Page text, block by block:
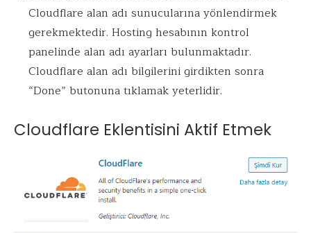
Cloudflare alan adı sunucularına yönlendirmek
gerekmektedir. Hosting hesabının kontrol
panelinde alan adı ayarları bulunmaktadır.
Cloudflare alan adı bilgilerini girdikten sonra
“Done” butonuna tıklamak yeterlidir.
Cloudflare Eklentisini Aktif Etmek